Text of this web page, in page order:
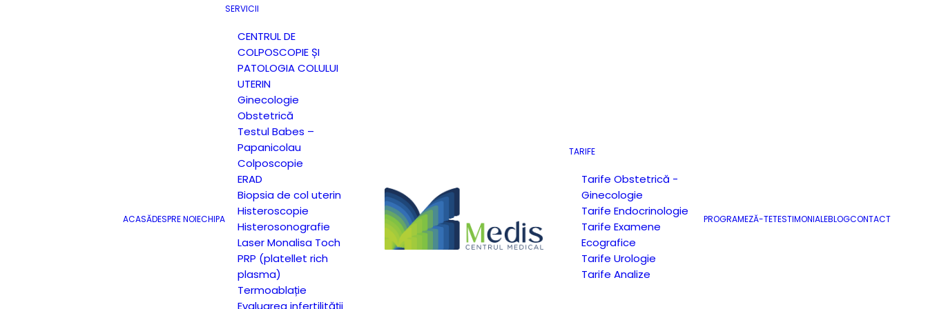
ACASĂDESPRE NOIECHIPA
SERVICII
CENTRUL DE
COLPOSCOPIE ȘI
PATOLOGIA COLULUI
UTERIN
Ginecologie
Obstetrică
Testul Babes –
Papanicolau
Colposcopie
ERAD
Biopsia de col uterin
Histeroscopie
Histerosonografie
Laser Monalisa Toch
PRP (platellet rich
plasma)
Termoablație
Evaluarea infertilității
TARIFE
Tarife Obstetrică -
Ginecologie
Tarife Endocrinologie
Tarife Examene
Ecografice
Tarife Urologie
Tarife Analize
PROGRAMEZĂ-TETESTIMONIALEBLOGCONTACT